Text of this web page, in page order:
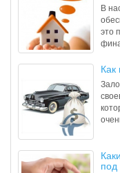
В
это
Как
под